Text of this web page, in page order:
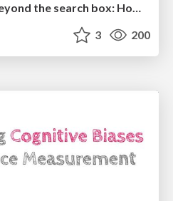
Beyond borders and beyond the search box: How to win the global "messy middle" with AI-driven SEO
3 200